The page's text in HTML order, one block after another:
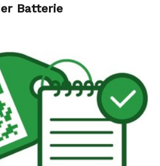
Batterie